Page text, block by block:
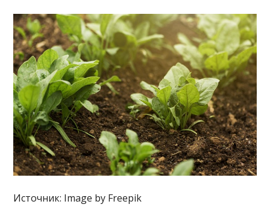
Источник: Image by Freepik